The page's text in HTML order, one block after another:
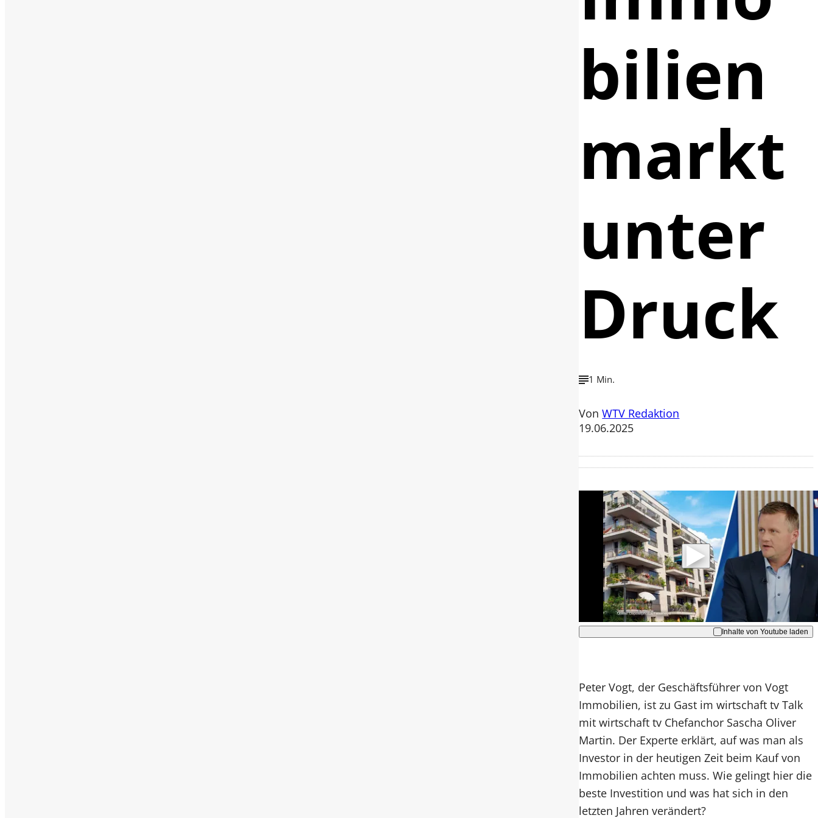
bilien
markt
unter
Druck
1 Min.
VonWTV Redaktion
19.06.2025
Mit der Wiedergabe dieses Videos
werden Daten an Youtube übertragen.
Hinweise dazu erhalten Sie in der
Datenschutzerklärung
Akzeptieren
Inhalte von Youtube laden
Peter Vogt, der Geschäftsführer von Vogt
Immobilien, ist zu Gast im wirtschaft tv Talk
mit wirtschaft tv Chefanchor Sascha Oliver
Martin. Der Experte erklärt, auf was man als
Investor in der heutigen Zeit beim Kauf von
Immobilien achten muss. Wie gelingt hier die
beste Investition und was hat sich in den
letzten Jahren verändert?